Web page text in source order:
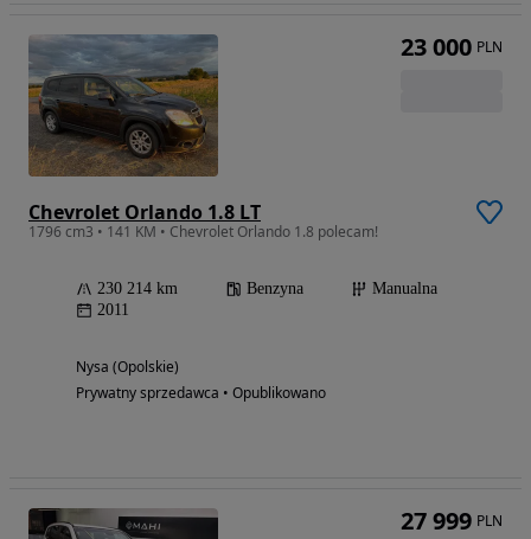
Chevrolet Orlando 1.8 LT
1796 cm3 • 141 KM • Chevrolet Orlando 1.8 polecam!
230 214 km Benzyna
Manualna
2011
Nysa (Opolskie)
Prywatny sprzedawca • Opublikowano
23 000 PLN
27 999 PLN